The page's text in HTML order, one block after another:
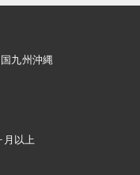
九州 沖縄
月以上